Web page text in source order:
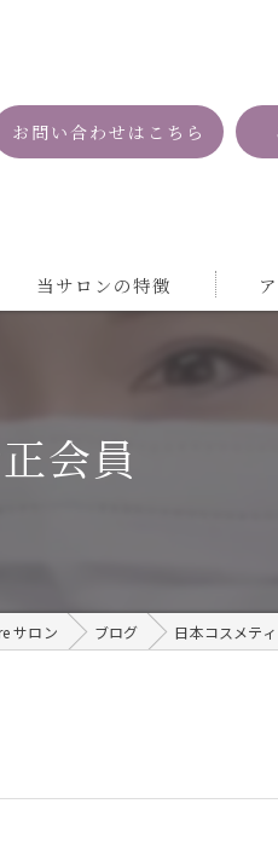
お問い合わせはこちら
当サロンの特徴
MRI
自然会員
サロン ブログ 日本コスメテ